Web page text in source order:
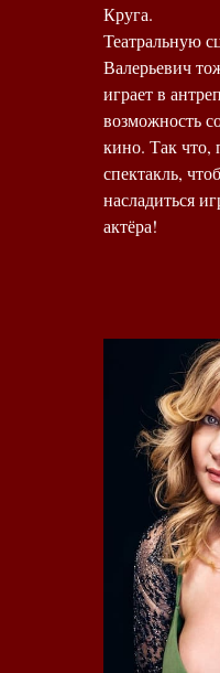
Круга.
Театральную
Валерьевич
играет в
возможность
кино. Так что,
спектакль,
насладиться
актёра!